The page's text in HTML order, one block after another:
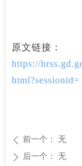
原文链接：
https://
html?sessionid=
ꄴ 前一个： 无
ꄲ 后一个： 无